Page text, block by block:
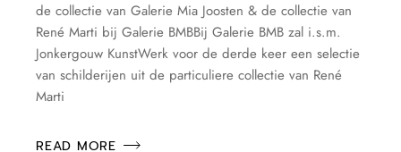
de collectie van Galerie Mia Joosten & de collectie van
René Marti bij Galerie BMBBij Galerie BMB zal i.s.m.
Jonkergouw KunstWerk voor de derde keer een selectie
van schilderijen uit de particuliere collectie van René
Marti
READ MORE